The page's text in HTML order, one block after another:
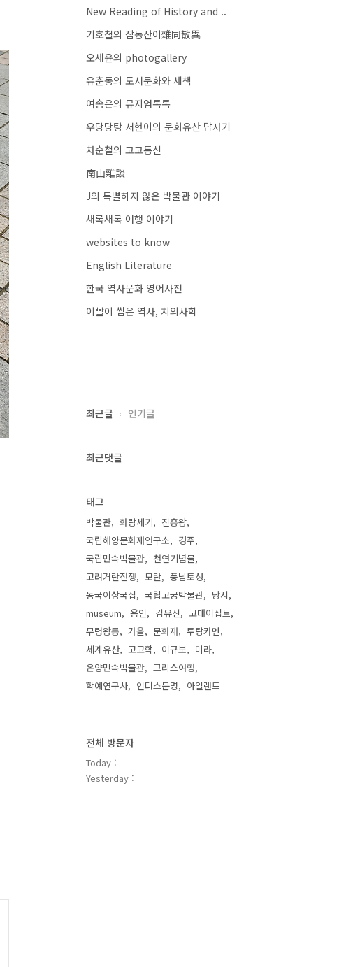
New Reading of History and ..
기호철의 잡동산이雜同散異
오세윤의 photogallery
유춘동의 도서문화와 세책
여송은의 뮤지엄톡톡
우당당탕 서현이의 문화유산 답사기
차순철의 고고통신
南山雜談
J의 특별하지 않은 박물관 이야기
새록새록 여행 이야기
websites to know
English Literature
한국 역사문화 영어사전
이빨이 씹은 역사, 치의사학
최근글 인기글
최근댓글
태그
박물관 화랑세기
진흥왕
국립해양문화재연구소
경주
국립민속박물관
천연기념물
고려거란전쟁
모란
풍납토성
동국이상국집
국립고궁박물관
당시
museum
용인 김유신
고대이집트
무령왕릉
가을 문화재
투탕카멘
세계유산
고고학 이규보
미라
온양민속박물관
그리스여행
학예연구사
인더스문명 아일랜드
전체 방문자
Today :
Yesterday :